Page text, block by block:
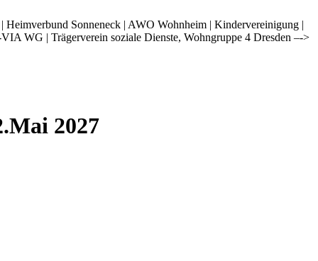
Sonneneck | AWO Wohnheim | Kindervereinigung |
WG | Trägerverein soziale Dienste, Wohngruppe 4 Dresden –->
2027